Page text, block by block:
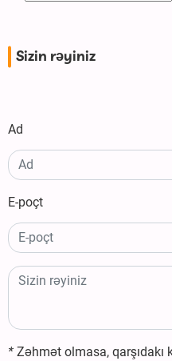
Sizin rəyiniz
Ad
E-poçt
* Zəhmət olmasa, qarşıdakı